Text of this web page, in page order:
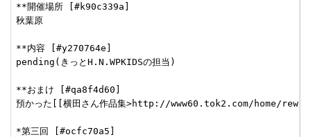
**開催場所 [#k90c339a]
秋葉原
**内容 [#y270764e]
pending(きっとH.N.WPKIDSの担当)
**おまけ [#qa8f4d60]
預かった[[横田さん作品集>http://www60.tok2.com/home/rew/dl/
*第三回 [#ocfc70a5]